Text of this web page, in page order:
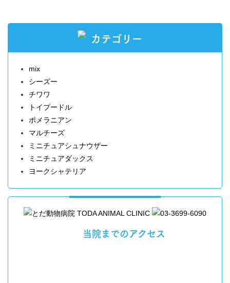
カテゴリー
mix
シーズー
チワワ
トイプードル
ポメラニアン
マルチーズ
ミニチュアシュナウザー
ミニチュアダックス
ヨークシャテリア
当院までのアクセス